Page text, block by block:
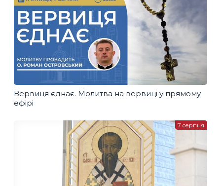
Вервиця єднає. Молитва на вервиці у прямому
ефірі
7 серпня